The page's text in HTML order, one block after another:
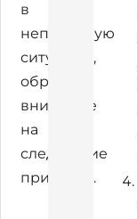
в
неприятную
ситуацию,
обратите
внимание
на
следующие
признаки.